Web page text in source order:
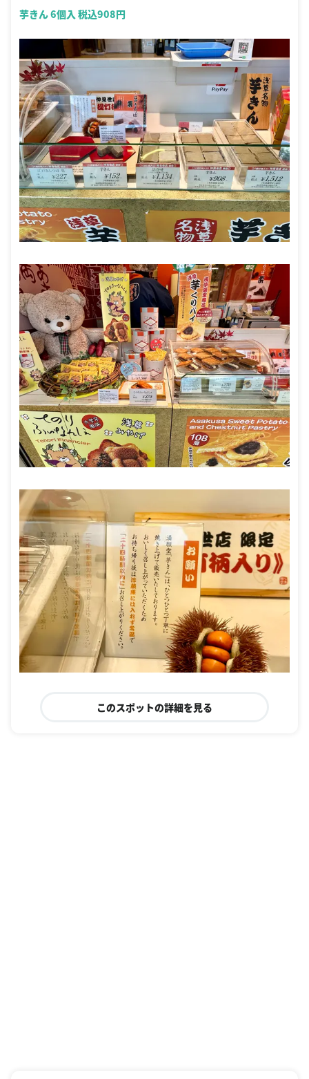
芋きん 6個入 税込908円
このスポットの詳細を見る